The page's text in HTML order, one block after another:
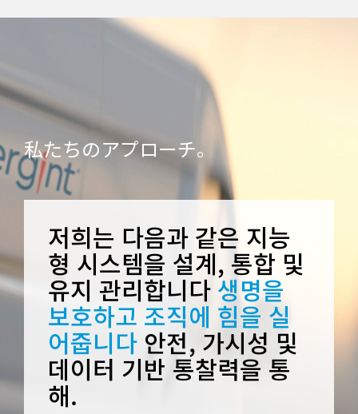
私たちのアプローチ。
저희는 다음과 같은 지능
형 시스템을 설계, 통합 및
유지 관리합니다 생명을
보호하고 조직에 힘을 실
어줍니다 안전, 가시성 및
데이터 기반 통찰력을 통
해.